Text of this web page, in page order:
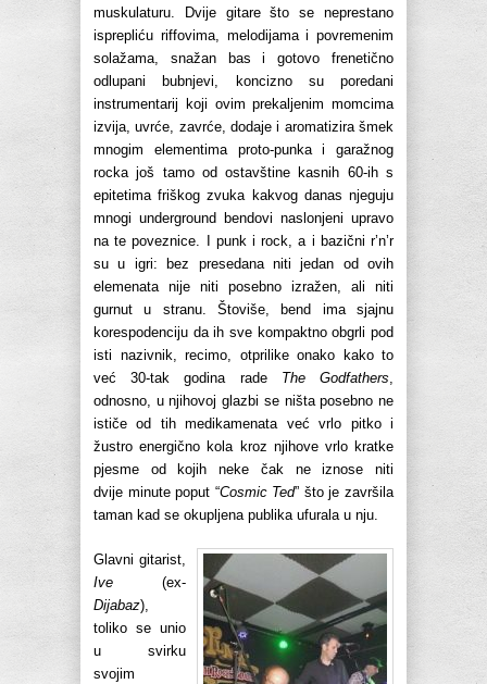
muskulaturu. Dvije gitare što se neprestano
isprepliću riffovima, melodijama i povremenim
solažama, snažan bas i gotovo frenetično
odlupani bubnjevi, koncizno su poredani
instrumentarij koji ovim prekaljenim momcima
izvija, uvrće, zavrće, dodaje i aromatizira šmek
mnogim elementima proto-punka i garažnog
rocka još tamo od ostavštine kasnih 60-ih s
epitetima friškog zvuka kakvog danas njeguju
mnogi underground bendovi naslonjeni upravo
na te poveznice. I punk i rock, a i bazični r’n’r
su u igri: bez presedana niti jedan od ovih
elemenata nije niti posebno izražen, ali niti
gurnut u stranu. Štoviše, bend ima sjajnu
korespodenciju da ih sve kompaktno obgrli pod
isti nazivnik, recimo, otprilike onako kako to
već 30-tak godina rade The Godfathers,
odnosno, u njihovoj glazbi se ništa posebno ne
ističe od tih medikamenata već vrlo pitko i
žustro energično kola kroz njihove vrlo kratke
pjesme od kojih neke čak ne iznose niti
dvije minute poput “Cosmic Ted” što je završila
taman kad se okupljena publika ufurala u nju.
Glavni gitarist,
Ive (ex-
Dijabaz),
toliko se unio
u svirku
svojim